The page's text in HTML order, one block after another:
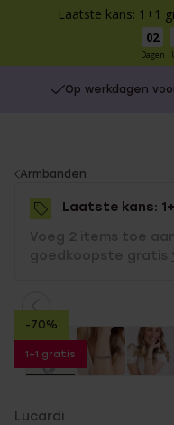
Laatste kans: 1+1
02
Dagen
Op werkdagen
You
are
here:
Armbanden
Laatste kans:
Voeg 2 items toe
goedkoopste gratis.
-70%
1+1 gratis
Lucardi